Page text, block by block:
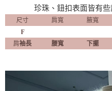
珍珠、鈕扣表面皆有
尺寸 肩寬 腋寬
F
肩袖長 腰寬 下擺